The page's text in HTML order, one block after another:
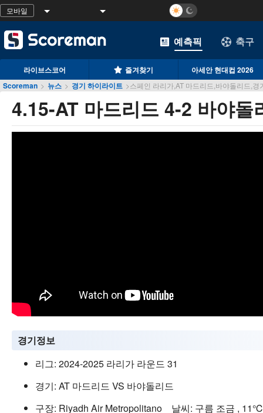
모바일
예측픽 축구
라이브스코어 즐겨찾기
아세안 현대컵 2026
Scoreman > 뉴스 > 경기 하이라이트 >스페인 라리가,AT 마드리드,바야돌리드,경
4.15-AT 마드리드 4-2 바야
경기정보
리그: 2024-2025 라리가 라운드 31
경기: AT 마드리드 VS 바야돌리드
구장: Riyadh Air Metropolitano 날씨: 구름 조금 ,